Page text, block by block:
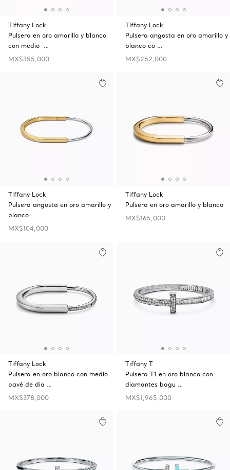
Tiffany Lock
Pulsera en oro amarillo y blanco
con medio …
MX$355,000
Tiffany Lock
Pulsera angosta en oro amarillo y
blanco co …
MX$262,000
Tiffany Lock
Pulsera angosta en oro amarillo y
blanco
MX$104,000
Tiffany Lock
Pulsera en oro amarillo y blanco
MX$165,000
Tiffany Lock
Pulsera en oro blanco con medio
pavé de dia …
MX$378,000
Tiffany T
Pulsera T1 en oro blanco con
diamantes bagu …
MX$1,965,000